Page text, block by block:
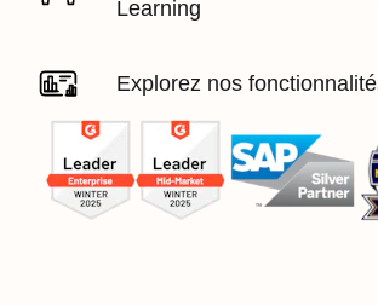
Learning
Explorez nos